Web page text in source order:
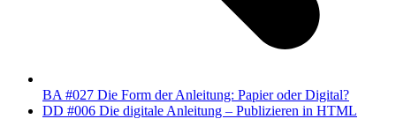
BA #027 Die Form der Anleitung: Papier oder Digital?
Nächster
DD #006 Die digitale Anleitung – Publizieren in HTML